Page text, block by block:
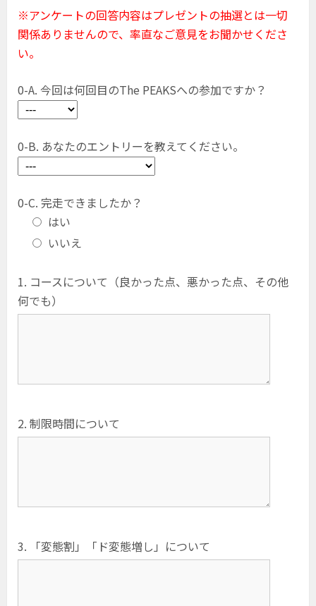
※アンケートの回答内容はプレゼントの抽選とは一切
関係ありませんので、率直なご意見をお聞かせくださ
い。
0-A. 今回は何回目のThe PEAKSへの参加ですか？
0-B. あなたのエントリーを教えてください。
0-C. 完走できましたか？
はい
いいえ
1. コースについて（良かった点、悪かった点、その他
何でも）
2. 制限時間について
3. 「変態割」「ド変態増し」について